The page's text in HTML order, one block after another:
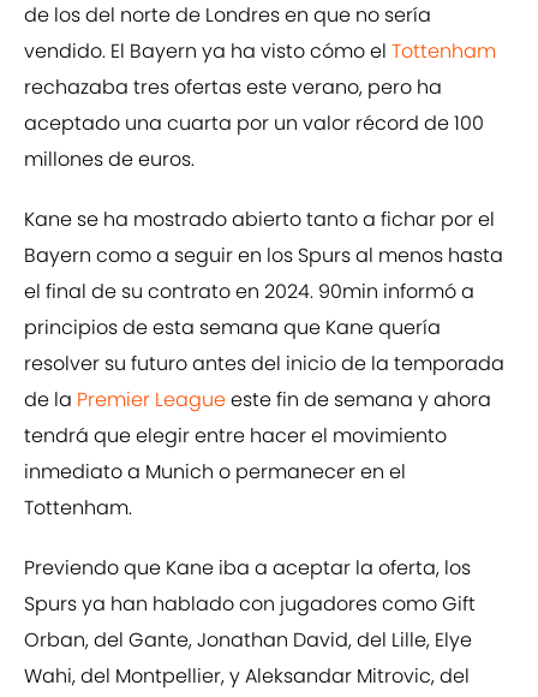
de los del norte de Londres en que no sería
vendido. El Bayern ya ha visto cómo el Tottenham
rechazaba tres ofertas este verano, pero ha
aceptado una cuarta por un valor récord de 100
millones de euros.
Kane se ha mostrado abierto tanto a fichar por el
Bayern como a seguir en los Spurs al menos hasta
el final de su contrato en 2024. 90min informó a
principios de esta semana que Kane quería
resolver su futuro antes del inicio de la temporada
de la Premier Leagueeste fin de semana y ahora
tendrá que elegir entre hacer el movimiento
inmediato a Munich o permanecer en el
Tottenham.
Previendo que Kane iba a aceptar la oferta, los
Spurs ya han hablado con jugadores como Gift
Orban, del Gante, Jonathan David, del Lille, Elye
Wahi, del Montpellier, y Aleksandar Mitrovic, del